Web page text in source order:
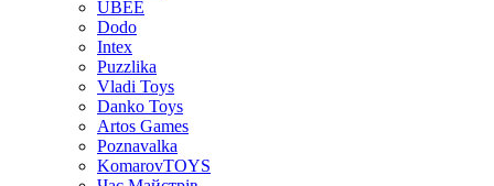
UBEE
Dodo
Intex
Puzzlika
Vladi Toys
Danko Toys
Artos Games
Poznavalka
KomarovTOYS